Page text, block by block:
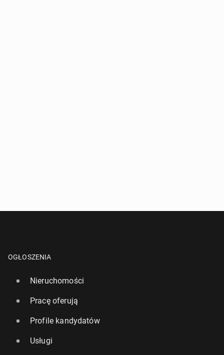
OGŁOSZENIA
Nieruchomości
Pracę oferują
Profile kandydatów
Usługi